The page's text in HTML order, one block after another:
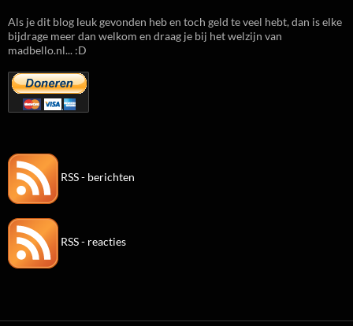
Als je dit blog leuk gevonden heb en toch geld te veel hebt, dan is elke
bijdrage meer dan welkom en draag je bij het welzijn van
madbello.nl... :D
RSS - berichten
RSS - reacties